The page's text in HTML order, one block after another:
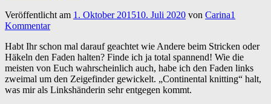
Veröffentlicht am 1. Oktober 201510. Juli 2020 von Carina1
Kommentar
Habt Ihr schon mal darauf geachtet wie Andere beim Stricken oder
Häkeln den Faden halten? Finde ich ja total spannend! Wie die
meisten von Euch wahrscheinlich auch, habe ich den Faden links
zweimal um den Zeigefinder gewickelt. „Continental knitting“ halt,
was mir als Linkshänderin sehr entgegen kommt.